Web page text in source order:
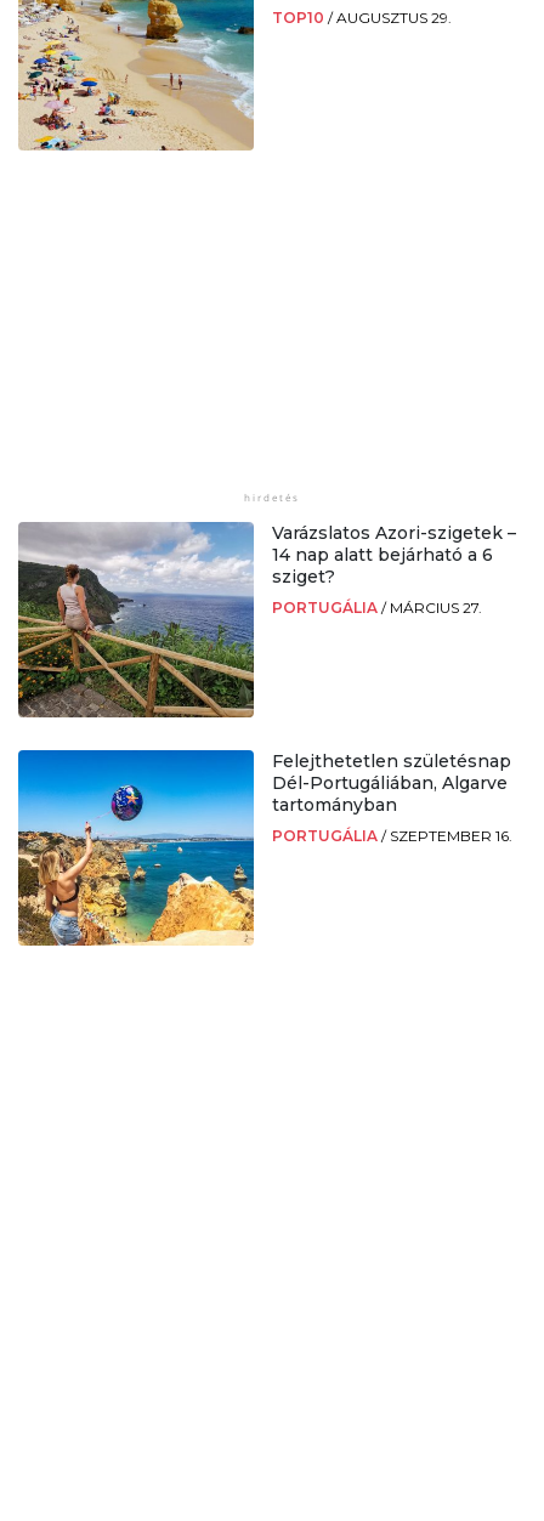
TOP10 /AUGUSZTUS 29.
Varázslatos Azori-szigetek –
14 nap alatt bejárható a 6
sziget?
PORTUGÁLIA / MÁRCIUS 27.
Felejthetetlen születésnap
Dél-Portugáliában, Algarve
tartományban
PORTUGÁLIA / SZEPTEMBER 16.